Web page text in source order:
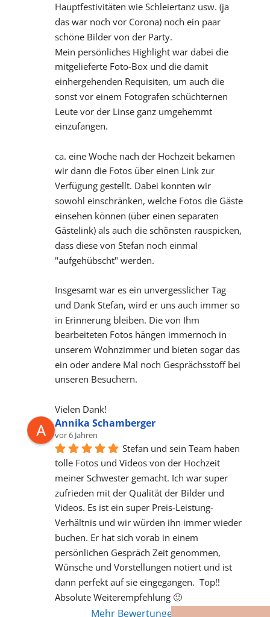
Hauptfestivitäten wie Schleiertanz usw. (ja
das war noch vor Corona) noch ein paar
schöne Bilder von der Party.
Mein persönliches Highlight war dabei die
mitgelieferte Foto-Box und die damit
einhergehenden Requisiten, um auch die
sonst vor einem Fotografen schüchternen
Leute vor der Linse ganz umgehemmt
einzufangen.
ca. eine Woche nach der Hochzeit bekamen
wir dann die Fotos über einen Link zur
Verfügung gestellt. Dabei konnten wir
sowohl einschränken, welche Fotos die Gäste
einsehen können (über einen separaten
Gästelink) als auch die schönsten rauspicken,
dass diese von Stefan noch einmal
"aufgehübscht" werden.
Insgesamt war es ein unvergesslicher Tag
und Dank Stefan, wird er uns auch immer so
in Erinnerung bleiben. Die von Ihm
bearbeiteten Fotos hängen immernoch in
unserem Wohnzimmer und bieten sogar das
ein oder andere Mal noch Gesprächsstoff bei
unseren Besuchern.
Vielen Dank!
Annika Schamberger
vor 6 Jahren
Stefan und sein Team haben
tolle Fotos und Videos von der Hochzeit
meiner Schwester gemacht. Ich war super
zufrieden mit der Qualität der Bilder und
Videos. Es ist ein super Preis-Leistung-
Verhältnis und wir würden ihn immer wieder
buchen. Er hat sich vorab in einem
persönlichen Gespräch Zeit genommen,
Wünsche und Vorstellungen notiert und ist
dann perfekt auf sie eingegangen.  Top!!
Absolute Weiterempfehlung 🙂
Mehr Bewertungen